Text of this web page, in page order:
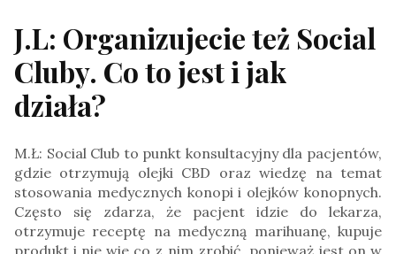
J.L: Organizujecie też Social
Cluby. Co to jest i jak
działa?
M.Ł: Social Club to punkt konsultacyjny dla pacjentów,
gdzie otrzymują olejki CBD oraz wiedzę na temat
stosowania medycznych konopi i olejków konopnych.
Często się zdarza, że pacjent idzie do lekarza,
otrzymuje receptę na medyczną marihuanę, kupuje
produkt i nie wie co z nim zrobić, ponieważ jest on w